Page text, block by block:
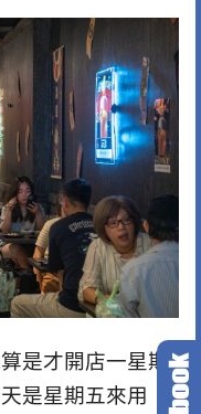
是才開店一星期
是星期五來用